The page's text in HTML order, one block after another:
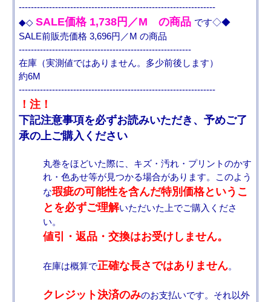
-----------------------------------------------------------------
◆◇ SALE価格 1,738円／M の商品 です◇◆
SALE前販売価格 3,696円／M の商品
---------------------------------------------------------
在庫（実測値ではありません。多少前後します）
約6M
-----------------------------------------------------------------
！注！
下記注意事項を必ずお読みいただき、予めご了
承の上ご購入ください
丸巻をほどいた際に、キズ・汚れ・プリントのかす
れ・色あせ等が見つかる場合があります。このよう
な瑕疵の可能性を含んだ特別価格というこ
とを必ずご理解いただいた上でご購入くださ
い。
値引・返品・交換はお受けしません。
在庫は概算で正確な長さではありません。
クレジット決済のみのお支払いです。それ以外